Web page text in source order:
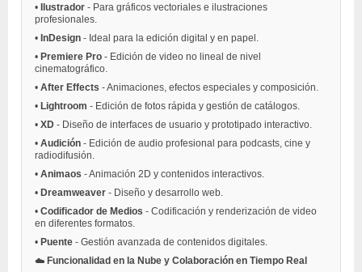
• Ilustrador - Para gráficos vectoriales e ilustraciones
profesionales.
• InDesign - Ideal para la edición digital y en papel.
• Premiere Pro - Edición de video no lineal de nivel
cinematográfico.
• After Effects - Animaciones, efectos especiales y composición.
• Lightroom - Edición de fotos rápida y gestión de catálogos.
• XD - Diseño de interfaces de usuario y prototipado interactivo.
• Audición - Edición de audio profesional para podcasts, cine y
radiodifusión.
• Animaos - Animación 2D y contenidos interactivos.
• Dreamweaver - Diseño y desarrollo web.
• Codificador de Medios - Codificación y renderización de video
en diferentes formatos.
• Puente - Gestión avanzada de contenidos digitales.
☁️ Funcionalidad en la Nube y Colaboración en Tiempo Real